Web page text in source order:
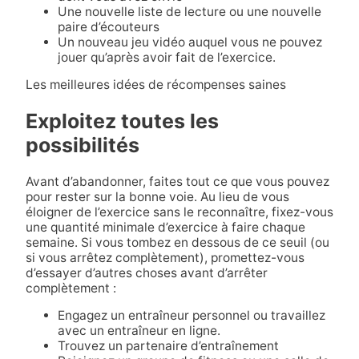
Une nouvelle liste de lecture ou une nouvelle
paire d’écouteurs
Un nouveau jeu vidéo auquel vous ne pouvez
jouer qu’après avoir fait de l’exercice.
Les meilleures idées de récompenses saines
Exploitez toutes les
possibilités
Avant d’abandonner, faites tout ce que vous pouvez
pour rester sur la bonne voie. Au lieu de vous
éloigner de l’exercice sans le reconnaître, fixez-vous
une quantité minimale d’exercice à faire chaque
semaine. Si vous tombez en dessous de ce seuil (ou
si vous arrêtez complètement), promettez-vous
d’essayer d’autres choses avant d’arrêter
complètement :
Engagez un entraîneur personnel ou travaillez
avec un entraîneur en ligne.
Trouvez un partenaire d’entraînement